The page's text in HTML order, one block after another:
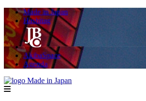
Made in Japan
Hashitag
AkibaSpace
Agenda
menu